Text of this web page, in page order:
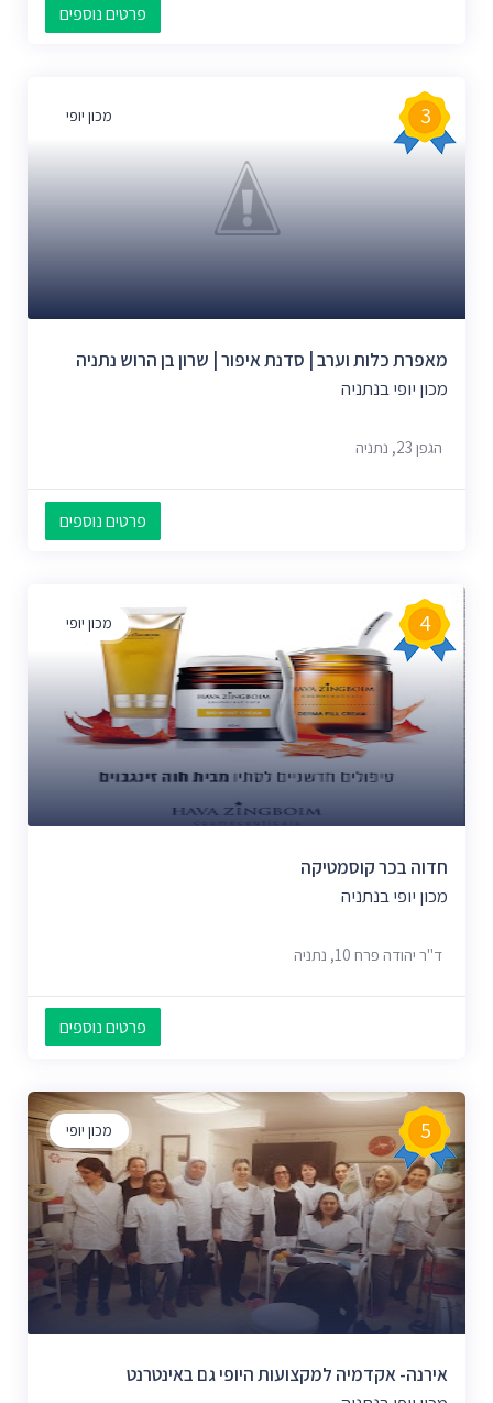
פרטים נוספים
מכון יופי 3
מאפרת כלות וערב | סדנת איפור | שרון בן הרוש נתניה
מכון יופי בנתניה
הגפן 23, נתניה
פרטים נוספים
מכון יופי 4
חדוה בכר קוסמטיקה
מכון יופי בנתניה
ד"ר יהודה פרח 10, נתניה
פרטים נוספים
מכון יופי 5
אירנה- אקדמיה למקצועות היופי גם באינטרנט